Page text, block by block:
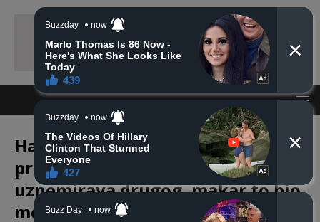
Hafiz Sulejman Bugari: Ja sam
protiv muslimana koji
uznemirava drugog, makar to bio
moj brat